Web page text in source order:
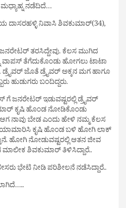
ಮಧ್ಯಾಹ್ನ ನಡೆದಿದೆ…
ದಾಸರಹಳ್ಳಿ ನಿವಾಸಿ ಶಿವಕುಮಾರ್(34),
ತರಸಿದ್ದೇವು. ಕೆಲಸ‌ ಮುಗಿದ
ವಾಪಸ್ ತೆಗೆದುಕೊಂಡು ಹೋಗಲು ಟಾಟಾ
ಡ್ರೈವರ್ ಜೊತೆ ಡ್ರೈವರ್ ಅಕ್ಕನ ಮಗ ಹಾಗೂ
ಹುಡುಗರು ಬಂದಿದ್ದರು.
ಗೆ ಜನರೇಟರ್ ಇಡುವಷ್ಟರಲ್ಲಿ ಡ್ರೈವರ್
ಕೃಷಿ ಹೊಂಡ ನೋಡಿಕೊಂಡು
ಆಗ ನಾವು ಬೇಡ ಎಂದು ಹೇಳಿ ನಮ್ಮ ಕೆಲಸ
ಯಾಮಾರಿಸಿ ಕೃಷಿ ಹೊಂಡ ಬಳಿ ಹೋಗಿ ಲಾಕ್
ಹೋಗಿ ನೋಡುವಷ್ಟರಲ್ಲಿ ಆತನ ಜೀವ
ಶಿವಕುಮಾರ್ ತಿಳಿಸಿದ್ದಾರೆ..
ಭೇಟಿ ನೀಡಿ ಪರಿಶೀಲನೆ ನಡೆಸಿದ್ದಾರೆ..